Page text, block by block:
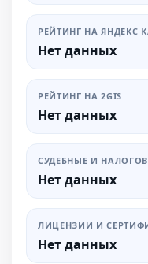
РЕЙТИНГ НА ЯНДЕКС
Нет данных
РЕЙТИНГ НА 2GIS
Нет данных
СУДЕБНЫЕ И
Нет данных
ЛИЦЕНЗИИ И
Нет данных